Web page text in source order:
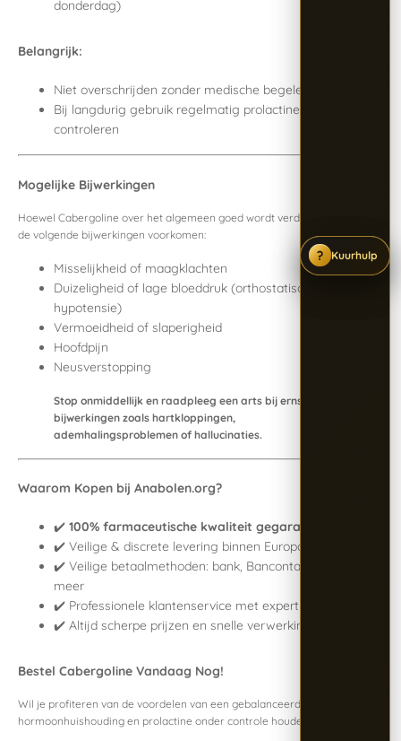
donderdag)
Belangrijk:
Niet overschrijden zonder medische begeleiding
Bij langdurig gebruik regelmatig prolactinewaarden laten
controleren
Mogelijke Bijwerkingen
Hoewel Cabergoline over het algemeen goed wordt verdragen, kunnen
de volgende bijwerkingen voorkomen:
Misselijkheid of maagklachten
Duizeligheid of lage bloeddruk (orthostatische
hypotensie)
Vermoeidheid of slaperigheid
Hoofdpijn
Neusverstopping
Stop onmiddellijk en raadpleeg een arts bij ernstige
bijwerkingen zoals hartkloppingen,
ademhalingsproblemen of hallucinaties.
Waarom Kopen bij Anabolen.org?
✔️ 100% farmaceutische kwaliteit gegarandeerd
✔️ Veilige & discrete levering binnen Europa
✔️ Veilige betaalmethoden: bank, Bancontact, crypto en
meer
✔️ Professionele klantenservice met expertise
✔️ Altijd scherpe prijzen en snelle verwerking
Bestel Cabergoline Vandaag Nog!
Wil je profiteren van de voordelen van een gebalanceerde
hormoonhuishouding en prolactine onder controle houden?
? Kuurhulp
? Kuurhulp
? Kuurhulp